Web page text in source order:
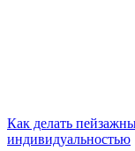
Как делать
индивидуальностью